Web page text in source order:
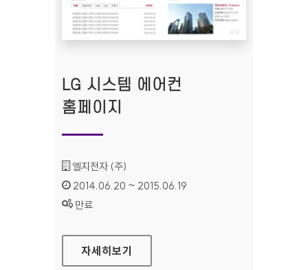
LG 시스템 에어컨
홈페이지
기관명 :
엘지전자 (주)
인증기간 :
2014.06.20 ~ 2015.06.19
상태 :
만료
LG 시스템 에어컨 홈페이지
자세히보기